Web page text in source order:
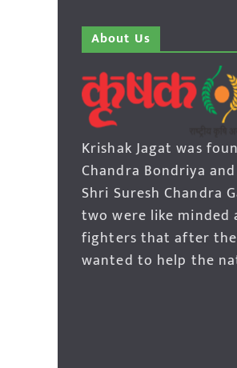
About Us
Krishak Jagat was
Chandra Bondriya
Shri Suresh Chandra
two were like
fighters that after
wanted to help the